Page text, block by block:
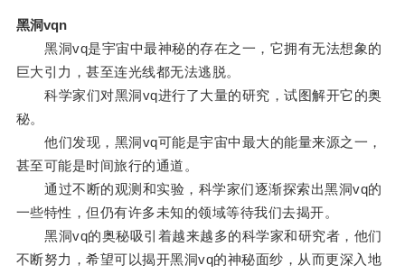
黑洞vqn
黑洞vq是宇宙中最神秘的存在之一，它拥有无法想象的
巨大引力，甚至连光线都无法逃脱。
科学家们对黑洞vq进行了大量的研究，试图解开它的奥
秘。
他们发现，黑洞vq可能是宇宙中最大的能量来源之一，
甚至可能是时间旅行的通道。
通过不断的观测和实验，科学家们逐渐探索出黑洞vq的
一些特性，但仍有许多未知的领域等待我们去揭开。
黑洞vq的奥秘吸引着越来越多的科学家和研究者，他们
不断努力，希望可以揭开黑洞vq的神秘面纱，从而更深入地